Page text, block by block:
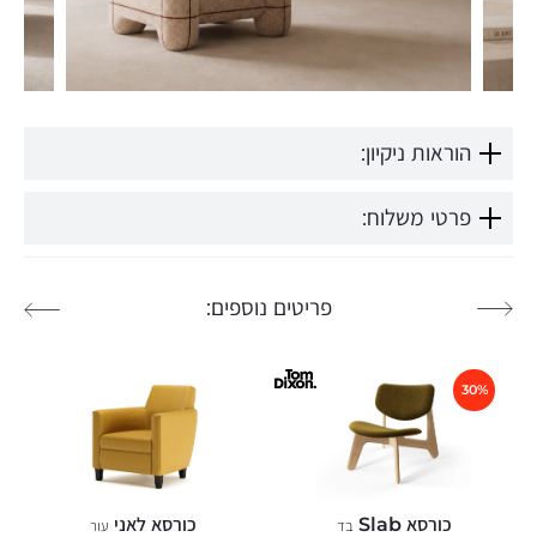
הוראות ניקיון:
פרטי משלוח:
פריטים נוספים:
כורסא Slab בד
30%
כורסא לאני עור